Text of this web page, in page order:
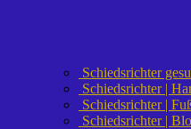
Schiedsrichter
Schiedsrichter |
Schiedsrichter |
Schiedsrichter |